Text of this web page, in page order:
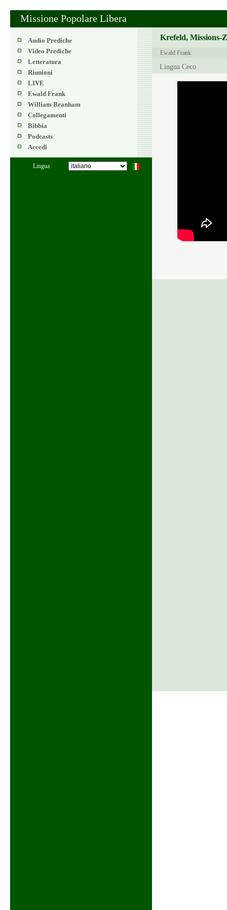
Missione Popolare Libera
Audio Prediche
Video Prediche
Letteratura
Riunioni
LIVE
Ewald Frank
William Branham
Collegamenti
Bibbia
Podcasts
Accedi
Lingua
Krefeld, Missions-
Ewald Frank
Lingua Ceco